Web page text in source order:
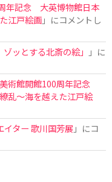
年記念 大英博物館日本
江戸絵画」にコメントし
ッとする北斎の絵」
」に
術館開館100周年記念
乱〜海を越えた江戸絵
ター 歌川国芳展 」にコ